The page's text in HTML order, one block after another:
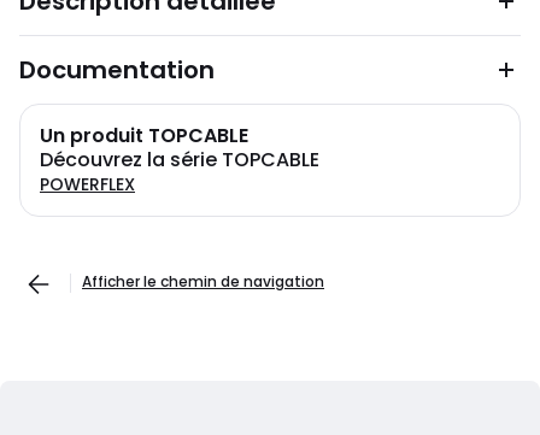
Documentation
Un produit TOPCABLE
Découvrez la série TOPCABLE
POWERFLEX
Afficher le chemin de navigation